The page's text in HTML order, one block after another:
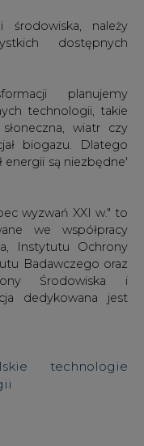
należy
dostępnych
planujemy
technologii, takie
wiatr czy
biogazu. Dlatego
energii są niezbędne'
wyzwań XXI w." to
we współpracy
Instytutu Ochrony
Badawczego oraz
Środowiska i
dedykowana jest
technologie